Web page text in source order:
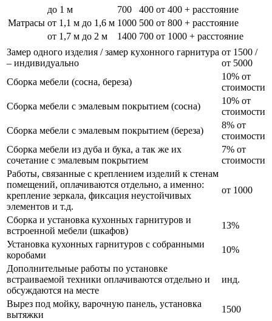
Матрасы
до 1 м 700 400 от 400 + расстояние
от 1,1 м до 1,6 м 1000 500 от 800 + расстояние
от 1,7 м до 2 м
1400 700 от 1000 + расстояние
Замер одного изделия / замер кухонного гарнитура
– индивидуально
от 1500 /
от 5000
Сборка мебели (сосна, береза)
10% от
стоимости
Сборка мебели с эмалевым покрытием (сосна)
10% от
стоимости
Сборка мебели с эмалевым покрытием (береза)
8% от
стоимости
Сборка мебели из дуба и бука, а так же их
сочетание с эмалевым покрытием
7% от
стоимости
Работы, связанные с креплением изделий к стенам
помещений, оплачиваются отдельно, а именно:
крепление зеркала, фиксация неустойчивых
элементов и т.д.
от 1000
Сборка и установка кухонных гарнитуров и
встроенной мебели (шкафов)
13%
Установка кухонных гарнитуров с собранными
коробами
10%
Дополнительные работы по установке
встраиваемой техники оплачиваются отдельно и
обсуждаются на месте
инд.
Вырез под мойку, варочную панель, установка
вытяжки
1500